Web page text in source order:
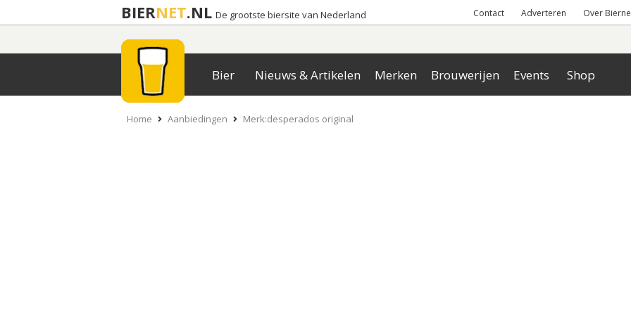
BIERNET.NL De grootste biersite van Nederland Contact Adverteren Over
Bier Nieuws & Artikelen Merken Brouwerijen Events Shop
Home Aanbiedingen Merk:desperados original